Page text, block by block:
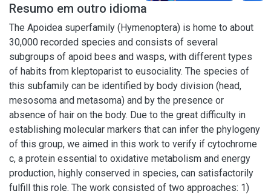
Resumo em outro idioma
The Apoidea superfamily (Hymenoptera) is home to about
30,000 recorded species and consists of several
subgroups of apoid bees and wasps, with different types
of habits from kleptoparist to eusociality. The species of
this subfamily can be identified by body division (head,
mesosoma and metasoma) and by the presence or
absence of hair on the body. Due to the great difficulty in
establishing molecular markers that can infer the phylogeny
of this group, we aimed in this work to verify if cytochrome
c, a protein essential to oxidative metabolism and energy
production, highly conserved in species, can satisfactorily
fulfill this role. The work consisted of two approaches: 1)